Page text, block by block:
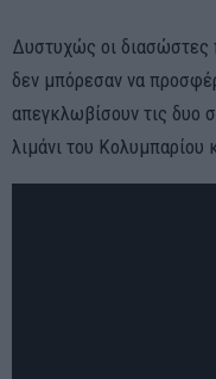
Δυστυχώς οι διασώστες
δεν μπόρεσαν να
απεγκλωβίσουν τις δυο
λιμάνι του Κολυμπαρίου